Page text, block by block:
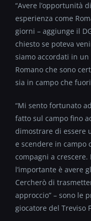
“Avere l’opportunità
esperienza come
giorni – aggiunge il
chiesto se poteva
siamo accordati in
Romano che sono
sia in campo che
“Mi sento fortunato
fatto sul campo fino
dimostrare di essere
e scendere in campo
compagni a
l’importante è avere
Cercherò di
approccio” – sono le
giocatore del Treviso